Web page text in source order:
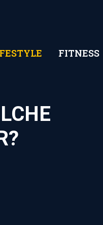
FITNESS